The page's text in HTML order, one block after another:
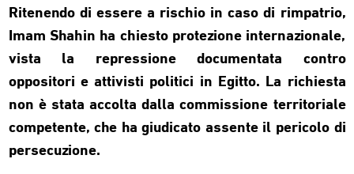
Ritenendo di essere a rischio in caso di rimpatrio,
Imam Shahin ha chiesto protezione internazionale,
vista la repressione documentata contro
oppositori e attivisti politici in Egitto. La richiesta
non è stata accolta dalla commissione territoriale
competente, che ha giudicato assente il pericolo di
persecuzione.